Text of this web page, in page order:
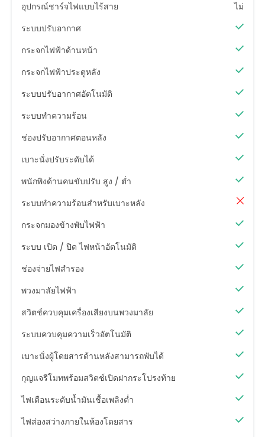
อุปกรณ์ชาร์จไฟแบบไร้สาย
ไม่
ระบบปรับอากาศ
กระจกไฟฟ้าด้านหน้า
กระจกไฟฟ้าประตูหลัง
ระบบปรับอากาศอัตโนมัติ
ระบบทำความร้อน
ช่องปรับอากาศตอนหลัง
เบาะนั่งปรับระดับได้
พนักพิงด้านคนขับปรับ สูง / ต่ำ
ระบบทำความร้อนสำหรับเบาะหลัง
กระจกมองข้างพับไฟฟ้า
ระบบ เปิด / ปิด ไฟหน้าอัตโนมัติ
ช่องจ่ายไฟสำรอง
พวงมาลัยไฟฟ้า
สวิตช์ควบคุมเครื่องเสียงบนพวงมาลัย
ระบบควบคุมความเร็วอัตโนมัติ
เบาะนั่งผู้โดยสารด้านหลังสามารถพับได้
กุญแจรีโมทพร้อมสวิตช์เปิดฝากระโปรงท้าย
ไฟเตือนระดับน้ำมันเชื้อเพลิงต่ำ
ไฟส่องสว่างภายในห้องโดยสาร